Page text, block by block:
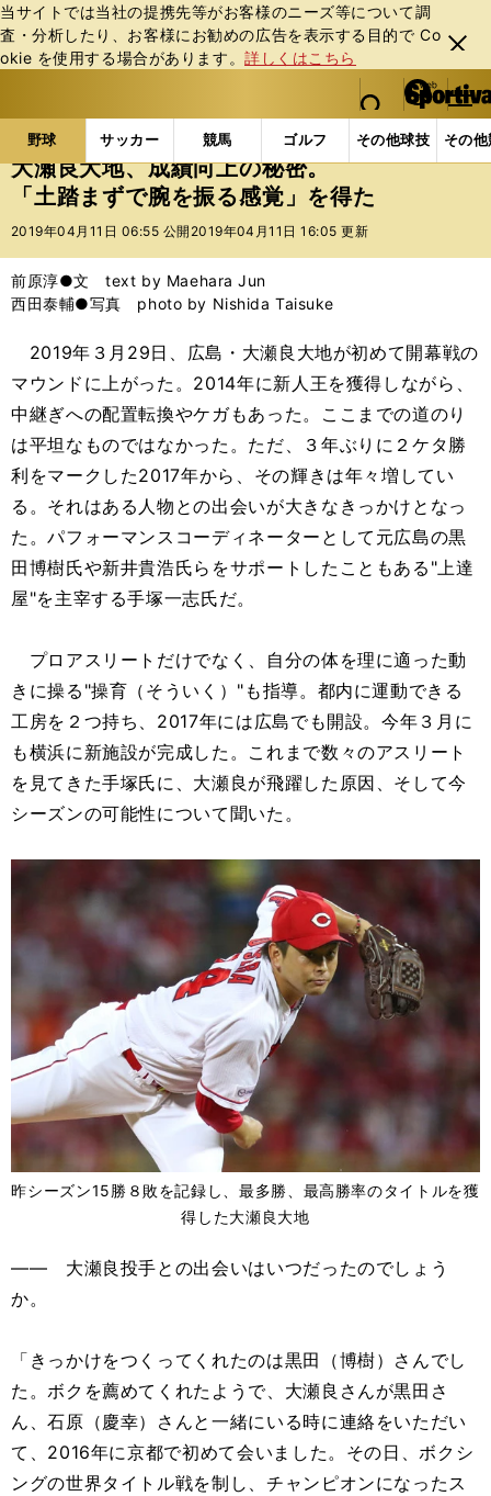
当サイトでは当社の提携先等がお客様のニーズ等について調
査・分析したり、お客様にお勧めの広告を表⽰する⽬的で Co
okie を使⽤する場合があります。詳しくはこちら
閉じ
る
web Sportiva (webスポルティーバ)
検索
マイペ
ー
ジ
メニュ
野球 サッカー 競馬 ゴルフ その他球技 その
b
ス
ポ
ル
バ
野球の記事一覧 プロ野球 大瀬良大地、成績向上の
大瀬良大地、成績向上の秘密。
「土踏まずで腕を振る感覚」を得た
2019年04月11日 06:55 公開 2019年04月11日 16:05 更新
前原淳●文 text by Maehara Jun
西田泰輔●写真 photo by Nishida Taisuke
2019年３月29日、広島・大瀬良大地が初めて開幕戦の
マウンドに上がった。2014年に新人王を獲得しながら、
中継ぎへの配置転換やケガもあった。ここまでの道のり
は平坦なものではなかった。ただ、３年ぶりに２ケタ勝
利をマークした2017年から、その輝きは年々増してい
る。それはある人物との出会いが大きなきっかけとなっ
た。パフォーマンスコーディネーターとして元広島の黒
田博樹氏や新井貴浩氏らをサポートしたこともある"上達
屋"を主宰する手塚一志氏だ。
プロアスリートだけでなく、自分の体を理に適った動
きに操る"操育（そういく）"も指導。都内に運動できる
工房を２つ持ち、2017年には広島でも開設。今年３月に
も横浜に新施設が完成した。これまで数々のアスリート
を見てきた手塚氏に、大瀬良が飛躍した原因、そして今
シーズンの可能性について聞いた。
昨シーズン15勝８敗を記録し、最多勝、最高勝率のタイトルを獲
得した大瀬良大地
―― 大瀬良投手との出会いはいつだったのでしょう
か。
「きっかけをつくってくれたのは黒田（博樹）さんでし
た。ボクを薦めてくれたようで、大瀬良さんが黒田さ
ん、石原（慶幸）さんと一緒にいる時に連絡をいただい
て、2016年に京都で初めて会いました。その日、ボクシ
ングの世界タイトル戦を制し、チャンピオンになったス